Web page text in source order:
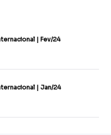
| Fev/24
| Jan/24